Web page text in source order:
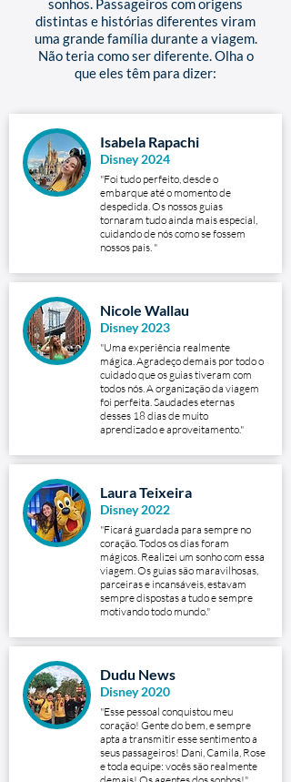
sonhos. Passageiros com origens
distintas e histórias diferentes viram
uma grande família durante a viagem.
Não teria como ser diferente. Olha o
que eles têm para dizer:
Isabela Rapachi
Disney 2024
"Foi tudo perfeito, desde o
embarque até o momento de
despedida. Os nossos guias
tornaram tudo ainda mais especial,
cuidando de nós como se fossem
nossos pais. "
Nicole Wallau
Disney 2023
"Uma experiência realmente
mágica. Agradeço demais por todo o
cuidado que os guias tiveram com
todos nós. A organização da viagem
foi perfeita. Saudades eternas
desses 18 dias de muito
aprendizado e aproveitamento."
Laura Teixeira
Disney 2022
"Ficará guardada para sempre no
coração. Todos os dias foram
mágicos. Realizei um sonho com essa
viagem. Os guias são maravilhosas,
parceiras e incansáveis, estavam
sempre dispostas a tudo e sempre
motivando todo mundo."
Dudu News
Disney 2020
"Esse pessoal conquistou meu
coração! Gente do bem, e sempre
apta a transmitir esse sentimento a
seus passageiros! Dani, Camila, Rose
e toda equipe: vocês são realmente